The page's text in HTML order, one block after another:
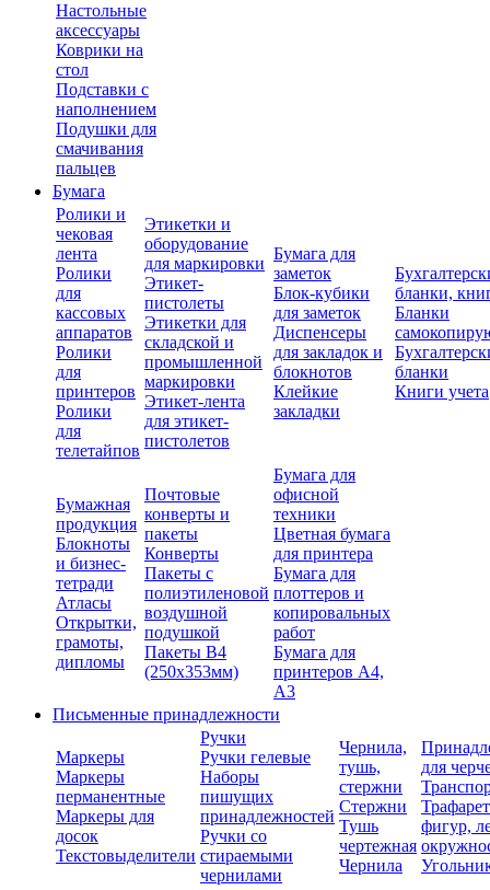
Настольные
аксессуары
Коврики на
стол
Подставки с
наполнением
Подушки для
смачивания
пальцев
Бумага
Ролики и
чековая
лента
Ролики
для
кассовых
аппаратов
Ролики
для
принтеров
Ролики
для
телетайпов
Этикетки и
оборудование
для маркировки
Этикет-
пистолеты
Этикетки для
складской и
промышленной
маркировки
Этикет-лента
для этикет-
пистолетов
Бумага для
заметок
Блок-кубики
для заметок
Диспенсеры
для закладок и
блокнотов
Клейкие
закладки
бланки,
Бланки
бланки
Книги учета
Бумажная
продукция
Блокноты
и бизнес-
тетради
Атласы
Открытки,
грамоты,
дипломы
Почтовые
конверты и
пакеты
Конверты
Пакеты с
полиэтиленовой
воздушной
подушкой
Пакеты В4
(250х353мм)
Бумага для
офисной
техники
Цветная бумага
для принтера
Бумага для
плоттеров и
копировальных
работ
Бумага для
принтеров А4,
А3
Письменные принадлежности
Маркеры
Маркеры
перманентные
Маркеры для
досок
Текстовыделители
Ручки
Ручки гелевые
Наборы
пишущих
принадлежностей
Ручки со
стираемыми
чернилами
Чернила,
тушь,
стержни
Стержни
Тушь
чертежная
Чернила
для
фигур,